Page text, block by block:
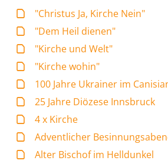
"Christus Ja, Kirche Nein"
"Dem Heil dienen"
"Kirche und Welt"
"Kirche wohin"
100 Jahre Ukrainer im
25 Jahre Diözese Innsbruck
4 x Kirche
Adventlicher
Alter Bischof im Helldunkel